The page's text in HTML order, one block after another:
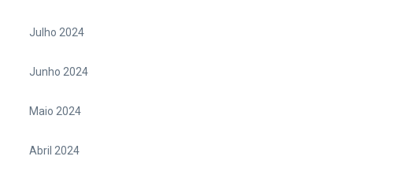
Julho 2024
Junho 2024
Maio 2024
Abril 2024